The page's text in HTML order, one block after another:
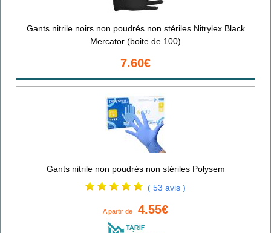
Gants nitrile noirs non poudrés non stériles Nitrylex Black
Mercator (boite de 100)
7.60€
Gants nitrile non poudrés non stériles Polysem
( 53 avis )
A partir de 4.55€